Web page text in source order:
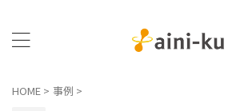
HOME > 事例 >